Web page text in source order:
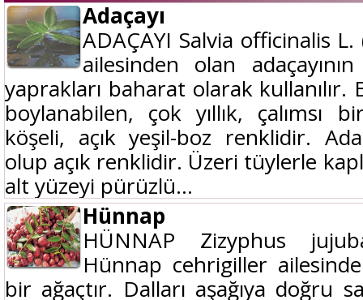
Adaçayı
ADAÇAYI Salvia officinalis
ailesinden olan
yaprakları baharat olarak
boylanabilen, çok yıllık, çalımsı
köşeli, açık yeşil-boz renklidir.
olup açık renklidir. Üzeri tüylerle
alt yüzeyi pürüzlü...
Hünnap
HÜNNAP Zizyphus
Hünnap cehrigiller
bir ağaçtır. Dalları aşağıya doğru